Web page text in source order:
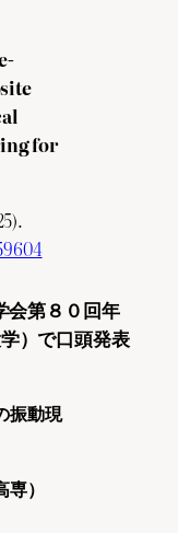
for
会第８０回年
）で口頭発表
振動現
）